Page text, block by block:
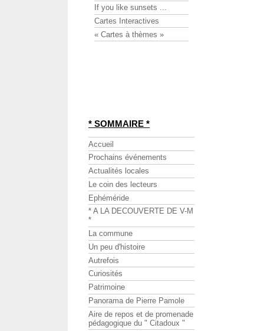
If you like sunsets ...
Cartes Interactives
« Cartes à thèmes »
* SOMMAIRE *
Accueil
Prochains événements
Actualités locales
Le coin des lecteurs
Ephéméride
* A LA DECOUVERTE DE V-M
*
La commune
Un peu d'histoire
Autrefois
Curiosités
Patrimoine
Panorama de Pierre Pamole
Aire de repos et de promenade
pédagogique du " Citadoux "